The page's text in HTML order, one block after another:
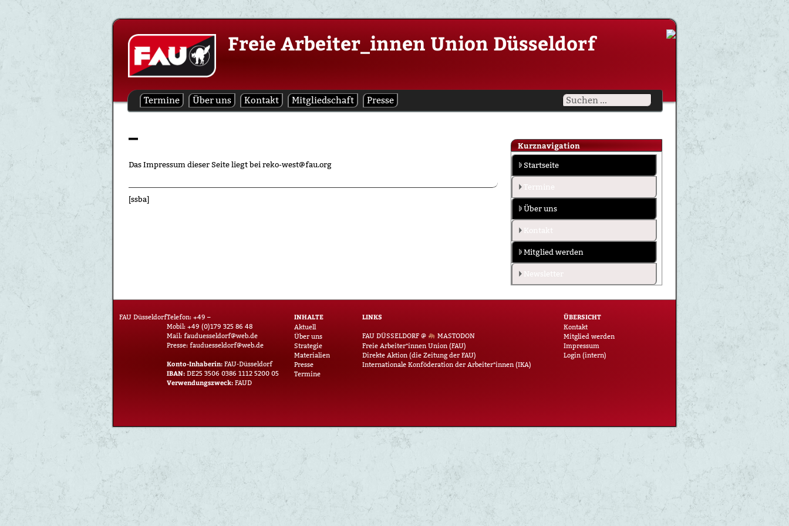
Skip
content
Freie Arbeiter_innen Union Düsseldorf
Termine Über uns Kontakt Mitgliedschaft Presse
–
Das Impressum dieser Seite liegt bei reko-west@fau.org
[ssba]
Kurznavigation
Startseite
Über uns
Mitglied werden
FAU DüsseldorfTelefon: +49 –
Mobil: +49 (0)179 325 86 48
Mail: fauduesseldorf@web.de
Presse: fauduesseldorf@web.de
Konto-Inhaberin: FAU-Düsseldorf
IBAN: DE25 3506 0386 1112 5200 05
Verwendungszweck: FAUD
INHALTE
Aktuell
Über uns
Strategie
Materialien
Presse
Termine
LINKS
FAU DÜSSELDORF @
MASTODON
Freie Arbeiter*innen Union (FAU)
Direkte Aktion (die Zeitung der FAU)
Internationale Konföderation der Arbeiter*innen (IKA)
ÜBERSICHT
Kontakt
Mitglied werden
Impressum
Login (intern)